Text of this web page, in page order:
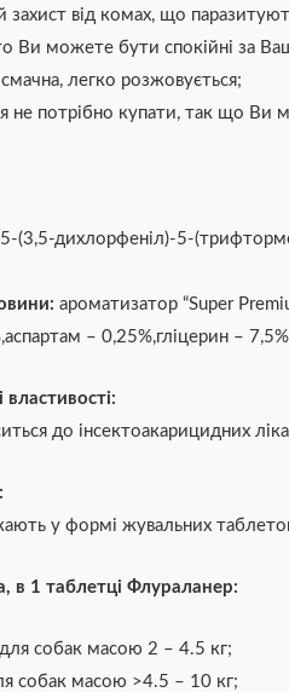
захист від комах, що
Ви можете бути спокійні за
смачна, легко розжовується;
не потрібно купати, так що Ви
(3,5-дихлорфеніл)-5-
ароматизатор “Super
– 0,25%,гліцерин –
до інсектоакарицидних
у формі жувальних
в 1 таблетці Флураланер:
собак масою 2 – 4.5 кг;
собак масою >4.5 – 10 кг;